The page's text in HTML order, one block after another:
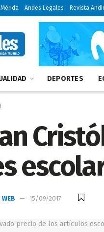
Mérida Andes Legales Revista
DEPORTES
WEB 15/09/2017